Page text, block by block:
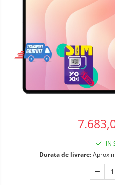
Telefoane mobile Ulefone
Telefoane mobile Unihertz
Telefoane mobile Cubot
Telefoane mobile Blackview
Telefoane mobile OSCAL
Telefoane mobile Fossibot
Telefoane mobile Lagenio
Telefoane mobile iSEN
IN
Durata de livrare: